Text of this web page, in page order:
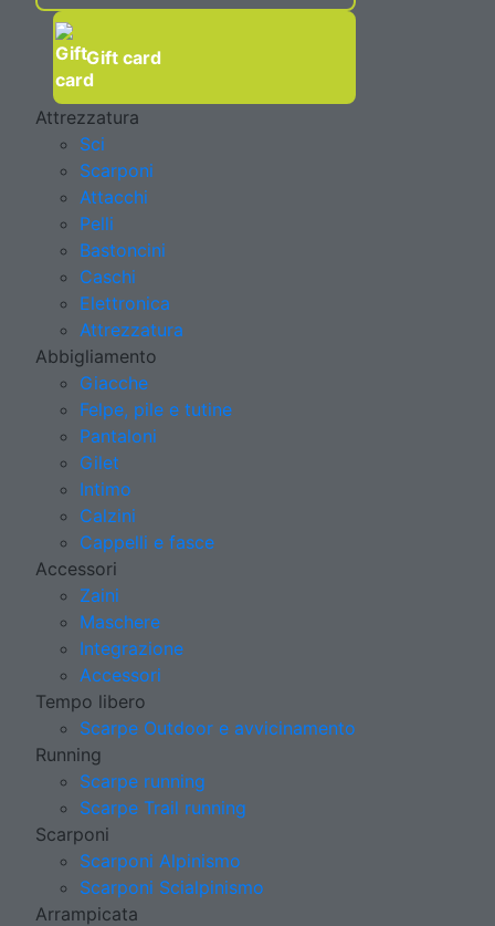
Gift card
Attrezzatura
Sci
Scarponi
Attacchi
Pelli
Bastoncini
Caschi
Elettronica
Attrezzatura
Abbigliamento
Giacche
Felpe, pile e tutine
Pantaloni
Gilet
Intimo
Calzini
Cappelli e fasce
Accessori
Zaini
Maschere
Integrazione
Accessori
Tempo libero
Scarpe Outdoor e avvicinamento
Running
Scarpe running
Scarpe Trail running
Scarponi
Scarponi Alpinismo
Scarponi Scialpinismo
Arrampicata